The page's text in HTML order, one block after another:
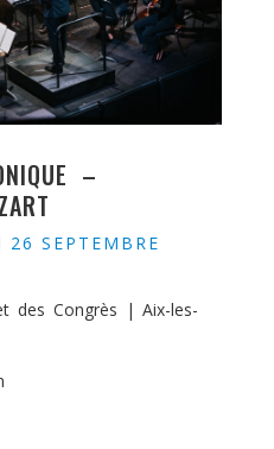
–
26 SEPTEMBRE
des Congrès | Aix-les-